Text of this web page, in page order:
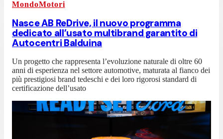
MondoMotori
Nasce AB ReDrive, il nuovo programma
dedicato all’usato multibrand garantito di
Autocentri Balduina
Un progetto che rappresenta l’evoluzione naturale di oltre 60
anni di esperienza nel settore automotive, maturata al fianco dei
più prestigiosi brand tedeschi e dei loro rigorosi standard di
certificazione dell’usato